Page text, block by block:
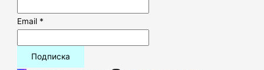
Email *